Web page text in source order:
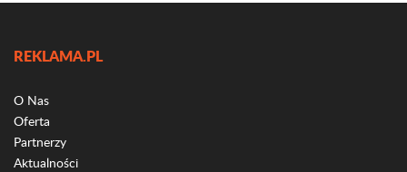
REKLAMA.PL
O Nas
Oferta
Partnerzy
Aktualności